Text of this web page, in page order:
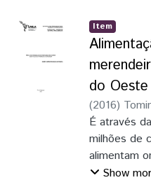
consideram
ambiente
Nacional
Item
do
(2016)
Anaxsuell
É através
milhões de
alimentam
nutritiva e
Show